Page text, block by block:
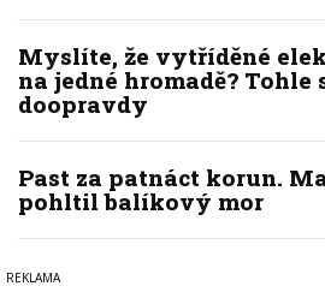
Myslíte, že vytříděné
na jedné hromadě? Tohle
doopravdy
Past za patnáct korun.
pohltil balíkový mor